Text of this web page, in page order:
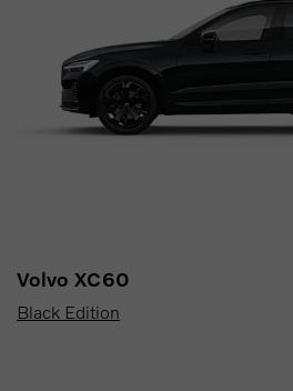
Volvo XC60
Black Edition